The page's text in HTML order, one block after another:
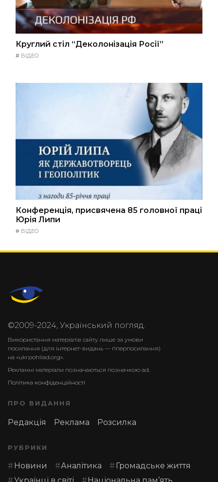
Круглий стіл “Деколонізація Росії”
# ВІДЕО
Конференція, присвячена 85 головної праці
Юрія Липи
# ВІДЕО
©2009-2024, Український погляд.
Використання матеріалів сайту лише за умови
посилання (для інтернет-видань — гіперпосилання)
на «ukrpohliad.org».
Рекламні матеріали позначаються позначкою ad.
Політика конфіденційності
ПРО ВИДАННЯ
Редакція Реклама Розсилка
РУБРИКИ
Новини Аналітика
Громадське життя